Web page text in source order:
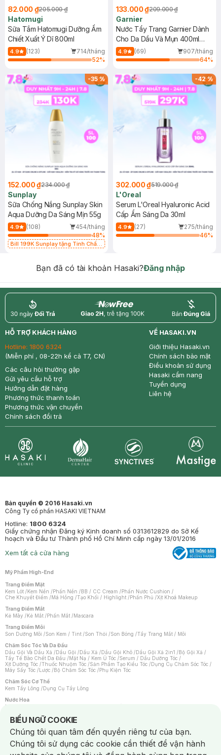
82.000 ₫205.000 ₫
Hatomugi
Sữa Tắm Hatomugi Dưỡng Ẩm
Chiết Xuất Ý Dĩ 800ml
4.9 (123)
714/tháng
52%
133.000 ₫209.000 ₫
Garnier
Nước Tẩy Trang Garnier Dành
Cho Da Dầu Và Mụn 400ml
(Mới)
4.9 (69)
907/tháng
64%
-35%
152.000 ₫234.000 ₫
Sunplay
Sữa Chống Nắng Sunplay Skin
Aqua Dưỡng Da Sáng Mịn 55g
4.9 (108)
454/tháng
48%
Bill 199K Sunplay tặng Tinh Chất
-42%
302.000 ₫519.000 ₫
L'Oreal
Serum L'Oreal Hyaluronic Acid
Cấp Ẩm Sáng Da 30ml
4.9 (27)
275/tháng
46%
Bạn đã có tài khoản Hasaki?Đăng nhập
return nowfree price
HỖ TRỢ KHÁCH HÀNG
Hotline: 1800 6324
(Miễn phí , 08-22h kể cả T7, CN)
Các câu hỏi thường gặp
Gửi yêu cầu hỗ trợ
Hướng dẫn đặt hàng
Phương thức thanh toán
Phương thức vận chuyển
Chính sách đổi trả
VỀ HASAKI.VN
Giới thiệu Hasaki.vn
Chính sách bảo mật
Điều khoản sử dụng
Hasaki cẩm nang
Tuyển dụng
Liên hệ
Bản quyền © 2016 Hasaki.vn
Công Ty cổ phần HASAKI VIETNAM
Hotline: 1800 6324
Giấy chứng nhận Đăng ký Kinh doanh số 0313612829 do Sở Kế
hoạch và Đầu tư Thành phố Hồ Chí Minh cấp ngày 13/01/2016
Xem tất cả cửa hàng
Mỹ Phẩm High-End
Trang Điểm Mặt
Kem Lót /Kem Nền /Phấn Nền /BB / CC Cream /Phấn Nước Cushion /
Che Khuyết Điểm /Má Hồng /Tạo Khối / Highlight /Phấn Phủ /Xịt Khoá Makeup
Trang Điểm Mắt
Kẻ Mày /Kẻ Mắt /Phấn Mắt /Mascara
Trang Điểm Môi
Son Dưỡng Môi /Son Kem / Tint /Son Thỏi /Son Bóng /Tẩy Trang Mắt / Môi
Chăm Sóc Tóc Và Da Đầu
Dầu Gội Và Dầu Xả /Dầu Gội /Dầu Xả /Dầu Gội Khô /Dầu Gội Xả 2in1 /Bộ Gội Xả /
Tẩy Tế Bào Chết Da Đầu /Mặt Nạ / Kem Ủ Tóc /Serum / Dầu Dưỡng Tóc /
Xịt Dưỡng Tóc /Thuốc Nhuộm Tóc /Sản Phẩm Tạo Kiểu Tóc /Dụng Cụ Chăm Sóc Tóc /
Máy Sấy Tóc /Lược /Bộ Chăm Sóc Tóc /Phụ Kiện Tóc
Chăm Sóc Cơ Thể
Kem Tẩy Lông /Dụng Cụ Tẩy Lông
Nước Hoa
Nước Hoa Nữ
Chăm Sóc Cá Nhân
Chống Muỗi /Khẩu Trang /Máy Massage/Mặt Nạ Xông Hơi /Nước Rửa Tay/
Sản Phẩm Chăm Sóc Khác /Bàn Chải Đánh Răng /Bàn Chải Điện/
Hỗ Trợ Trắng Răng/Kem Đánh Răng /Máy Tăm Nước/ Nước Súc Miệng/
Tăm / Chỉ Nha Khoa/ Xịt Thơm Miệng / Dung Dịch Vệ Sinh/Dưỡng Vùng Kín/
BIỂU NGỮ COOKIE
Notice about cookies usage
Chúng tôi quan tâm đến quyền riêng tư của bạn.
Chúng tôi sử dụng các cookie cần thiết để vận hành